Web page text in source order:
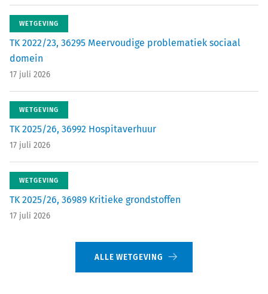
WETGEVING
TK 2022/23, 36295 Meervoudige problematiek sociaal
domein
17 juli 2026
WETGEVING
TK 2025/26, 36992 Hospitaverhuur
17 juli 2026
WETGEVING
TK 2025/26, 36989 Kritieke grondstoffen
17 juli 2026
ALLE WETGEVING